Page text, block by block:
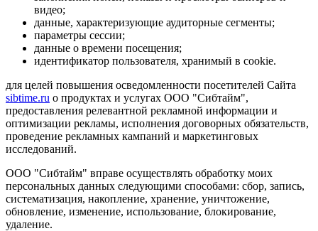
видео;
данные, характеризующие аудиторные сегменты;
параметры сессии;
данные о времени посещения;
идентификатор пользователя, хранимый в cookie.
для целей повышения осведомленности посетителей Сайта
sibtime.ru о продуктах и услугах ООО "Сибтайм",
предоставления релевантной рекламной информации и
оптимизации рекламы, исполнения договорных обязательств,
проведение рекламных кампаний и маркетинговых
исследований.
ООО "Сибтайм" вправе осуществлять обработку моих
персональных данных следующими способами: сбор, запись,
систематизация, накопление, хранение, уничтожение,
обновление, изменение, использование, блокирование,
удаление.